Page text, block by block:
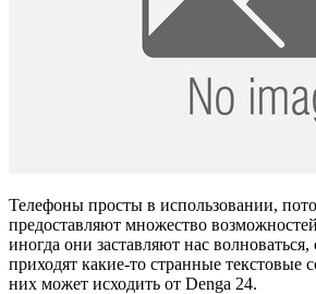
Телефоны просты в использовании,
предоставляют множество
иногда они заставляют нас волноваться,
приходят какие-то странные текстовые
них может исходить от Denga 24.